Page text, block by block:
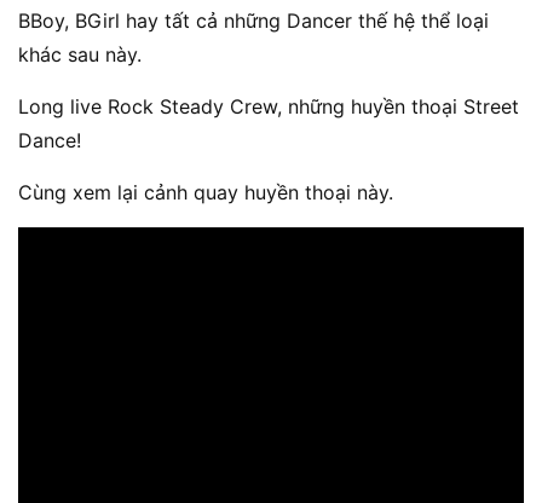
BBoy, BGirl hay tất cả những Dancer thế hệ thể loại
khác sau này.
Long live Rock Steady Crew, những huyền thoại Street
Dance!
Cùng xem lại cảnh quay huyền thoại này.